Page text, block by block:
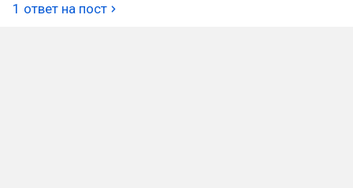
1 ответ на пост